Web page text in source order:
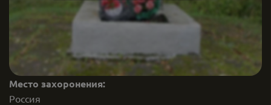
Место захоронения:
Россия